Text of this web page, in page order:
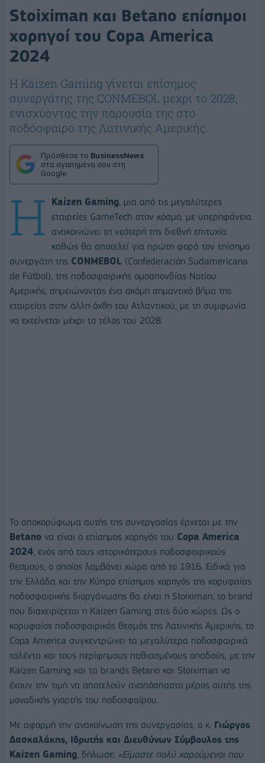
Stoiximan και Betano επίσημοι
χορηγοί του Copa America
2024
Η Kaizen Gaming γίνεται επίσημος
συνεργάτης της CONMEBOL μεχρι το 2028,
ενισχύοντας την παρουσία της στο
ποδόσφαιρο της Λατινικής Αμερικής.
Πρόσθεσε το BusinessNews
στα αγαπημένα σου στη
Google
Η Kaizen Gaming , μια από τις μεγαλύτερες
εταιρείες GameTech στον κόσμο, με υπερηφάνεια
ανακοινώνει τη νεότερή της διεθνή επιτυχία
καθώς θα αποτελεί για πρώτη φορά τον επίσημο
συνεργάτη της CONMEBOL (Confederación Sudamericana
de Fútbol), της ποδοσφαιρικής ομοσπονδίας Νοτίου
Αμερικής, σημειώνοντας ένα ακόμη σημαντικό βήμα της
εταιρείας στην άλλη όχθη του Ατλαντικού, με τη συμφωνία
να εκτείνεται μέχρι το τέλος του 2028.
Το αποκορύφωμα αυτής της συνεργασίας έρχεται με την
Betano να είναι ο επίσημος χορηγός του Copa America
2024, ενός από τους ιστορικότερους ποδοσφαιρικούς
θεσμούς, ο οποίος λαμβάνει χώρα από το 1916. Ειδικά για
την Ελλάδα και την Κύπρο επίσημος χορηγός της κορυφαίας
ποδοσφαιρικής διοργάνωσης θα είναι η Stoiximan, το brand
που διαχειρίζεται η Kaizen Gaming στις δύο χώρες. Ως ο
κορυφαίος ποδοσφαιρικός θεσμός της Λατινικής Αμερικής, το
Copa America συγκεντρώνει τα μεγαλύτερα ποδοσφαιρικά
ταλέντα και τους περίφημους παθιασμένους οπαδούς, με την
Kaizen Gaming και τα brands Betano και Stoiximan να
έχουν την τιμή να αποτελούν αναπόσπαστο μέρος αυτής της
μοναδικής γιορτής του ποδοσφαίρου.
Με αφορμή την ανακοίνωση της συνεργασίας, ο κ. Γιώργος
Δασκαλάκης, Ιδρυτής και Διευθύνων Σύμβουλος της
Kaizen Gaming, δήλωσε: «Είμαστε πολύ χαρούμενοι που